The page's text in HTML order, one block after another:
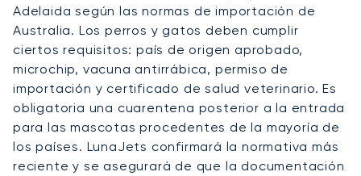
Adelaida según las normas de importación de
Australia. Los perros y gatos deben cumplir
ciertos requisitos: país de origen aprobado,
microchip, vacuna antirrábica, permiso de
importación y certificado de salud veterinario. Es
obligatoria una cuarentena posterior a la entrada
para las mascotas procedentes de la mayoría de
los países. LunaJets confirmará la normativa más
reciente y se asegurará de que la documentación